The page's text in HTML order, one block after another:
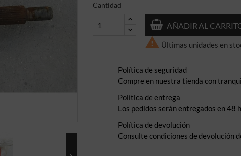
Cantidad
AÑADIR AL
 Últimas unidades en
Política de seguridad
Compre en nuestra tienda con
Política de entrega
Los pedidos serán entregados en 48
Política de devolución
Consulte condiciones de devolución